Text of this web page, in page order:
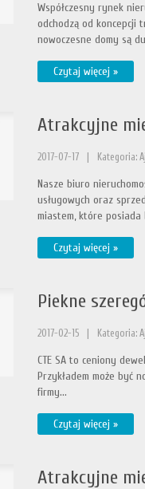
Współczesny rynek
odchodzą od koncepcji
nowoczesne domy są
Czytaj więcej »
Atrakcyjne
2017-07-17 Kategoria:
Nasze biuro
usługowych oraz
miastem, które
Czytaj więcej »
Piekne
2017-02-15 Kategoria:
CTE SA to ceniony
Przykładem może być
firmy...
Czytaj więcej »
Atrakcyjne